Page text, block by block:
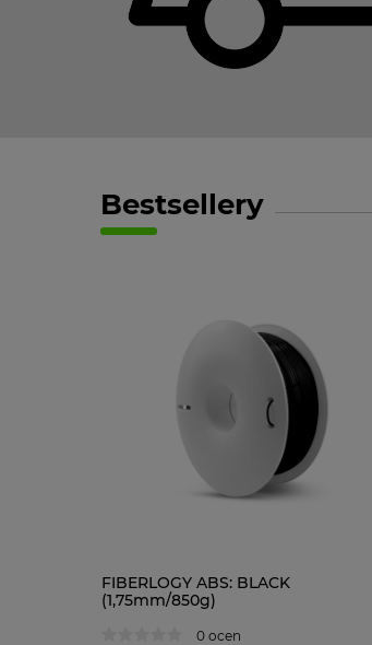
Bestsellery
FIBERLOGY ABS: BLACK
(1,75mm/850g)
0 ocen